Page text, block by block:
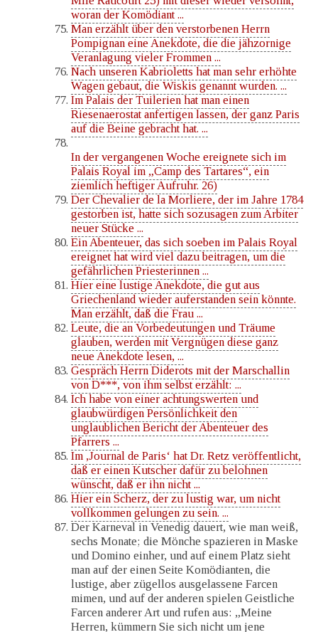
woran der Komödiant ...
Man erzählt über den verstorbenen Herrn
Pompignan eine Anekdote, die die jähzornige
Veranlagung vieler Frommen ...
Nach unseren Kabrioletts hat man sehr erhöhte
Wagen gebaut, die Wiskis genannt wurden. ...
Im Palais der Tuilerien hat man einen
Riesenaerostat anfertigen lassen, der ganz Paris
auf die Beine gebracht hat. ...
In der vergangenen Woche ereignete sich im
Palais Royal im „Camp des Tartares“, ein
ziemlich heftiger Aufruhr. 26)
Der Chevalier de la Morliere, der im Jahre 1784
gestorben ist, hatte sich sozusagen zum Arbiter
neuer Stücke ...
Ein Abenteuer, das sich soeben im Palais Royal
ereignet hat wird viel dazu beitragen, um die
gefährlichen Priesterinnen ...
Hier eine lustige Anekdote, die gut aus
Griechenland wieder auferstanden sein könnte.
Man erzählt, daß die Frau ...
Leute, die an Vorbedeutungen und Träume
glauben, werden mit Vergnügen diese ganz
neue Anekdote lesen, ...
Gespräch Herrn Diderots mit der Marschallin
von D***, von ihm selbst erzählt: ...
Ich habe von einer achtungswerten und
glaubwürdigen Persönlichkeit den
unglaublichen Bericht der Abenteuer des
Pfarrers ...
Im ,Journal de Paris‘ hat Dr. Retz veröffentlicht,
daß er einen Kutscher dafür zu belohnen
wünscht, daß er ihn nicht ...
Hier ein Scherz, der zu lustig war, um nicht
vollkommen gelungen zu sein. ...
Der Karneval in Venedig dauert, wie man weiß,
sechs Monate; die Mönche spazieren in Maske
und Domino einher, und auf einem Platz sieht
man auf der einen Seite Komödianten, die
lustige, aber zügellos ausgelassene Farcen
mimen, und auf der anderen spielen Geistliche
Farcen anderer Art und rufen aus: „Meine
Herren, kümmern Sie sich nicht um jene